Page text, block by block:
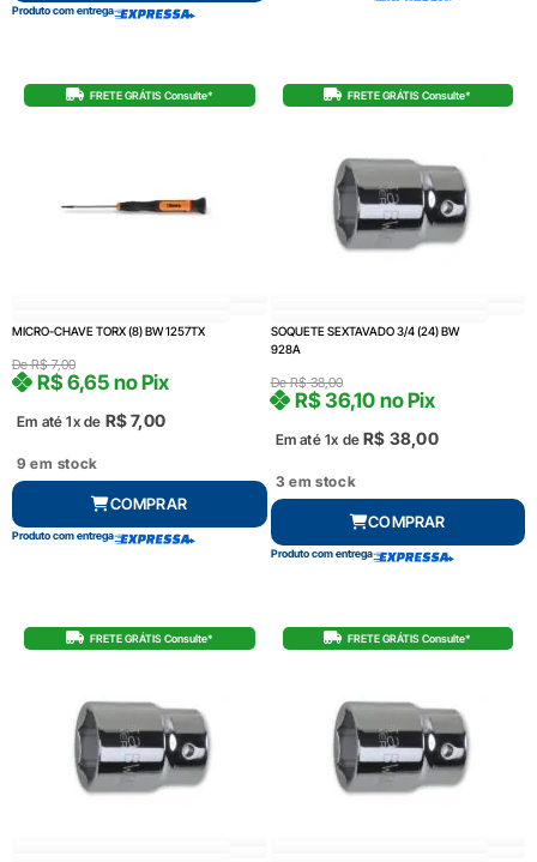
Produto com entrega
FRETE GRÁTIS Consulte*
MICRO-CHAVE TORX (8) BW 1257TX
DeR$7,00
Em até 1x de R$7,00
R$6,65 no Pix
9 em stock
COMPRAR
Produto com entrega
FRETE GRÁTIS Consulte*
SOQUETE SEXTAVADO 3/4 (24) BW
928A
DeR$38,00
Em até 1x de R$ 38,00
R$36,10 no Pix
3 em stock
COMPRAR
Produto com entrega
FRETE GRÁTIS Consulte* FRETE GRÁTIS Consulte*